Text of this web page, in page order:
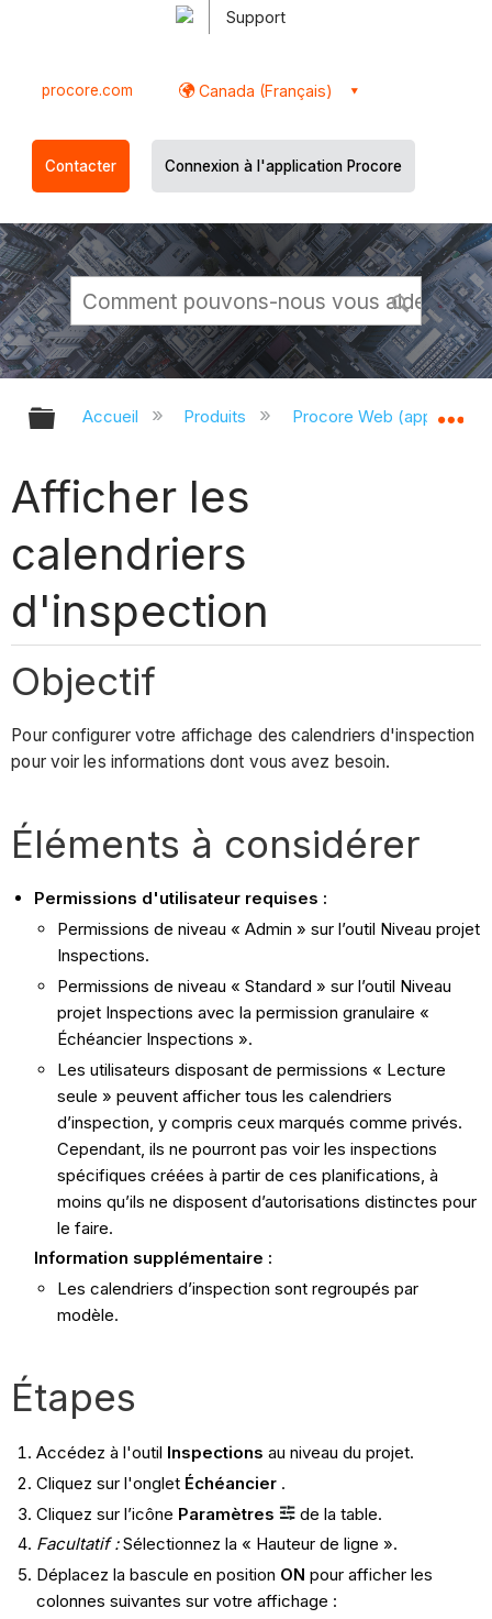
Support
procore.com Canada (Français)
Contacter Connexion à l'application Procore
Développer/réduire la hiérarchie
Accueil Produits Procore Web
Afficher les
calendriers
d'inspection
Objectif
Pour configurer votre affichage des calendriers d'inspection
pour voir les informations dont vous avez besoin.
Éléments à considérer
Permissions d'utilisateur requises :
Permissions de niveau « Admin » sur l’outil Niveau projet
Inspections.
Permissions de niveau « Standard » sur l’outil Niveau
projet Inspections avec la permission granulaire «
Échéancier Inspections ».
Les utilisateurs disposant de permissions « Lecture
seule » peuvent afficher tous les calendriers
d’inspection, y compris ceux marqués comme privés.
Cependant, ils ne pourront pas voir les inspections
spécifiques créées à partir de ces planifications, à
moins qu’ils ne disposent d’autorisations distinctes pour
le faire.
Information supplémentaire :
Les calendriers d’inspection sont regroupés par
modèle.
Étapes
Accédez à l'outil Inspections au niveau du projet.
Cliquez sur l'onglet Échéancier.
Cliquez sur l’icône Paramètres
de la table.
Facultatif :Sélectionnez la « Hauteur de ligne ».
Déplacez la bascule en position ON pour afficher les
colonnes suivantes sur votre affichage :